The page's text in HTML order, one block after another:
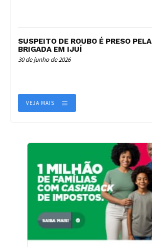
SUSPEITO DE ROUBO É PRESO PELA
BRIGADA EM IJUÍ
30 de junho de 2026
VEJA MAIS